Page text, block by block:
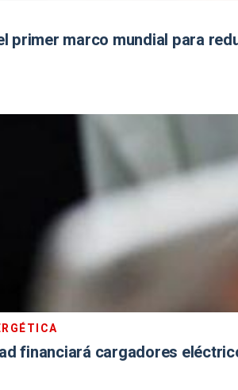
primer marco mundial para
financiará cargadores